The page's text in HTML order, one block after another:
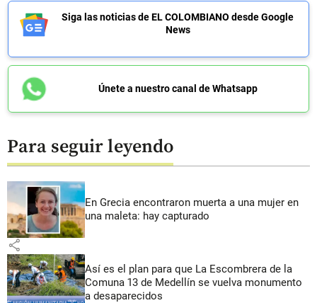
Siga las noticias de EL COLOMBIANO desde Google
News
Únete a nuestro canal de Whatsapp
Para seguir leyendo
En Grecia encontraron muerta a una mujer en
una maleta: hay capturado
share
Así es el plan para que La Escombrera de la
Comuna 13 de Medellín se vuelva monumento
a desaparecidos